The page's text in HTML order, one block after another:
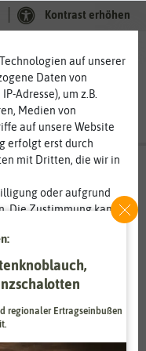
Kontrast erhöhen
-
Blüten im
Gelb, Orange und Rot
zweifarbige Sorten gibt
Tulpenklasse
die breite Becherform
auf unserer
Daten von
Adresse), um z.B.
Medien von
auf unsere Website
erfolgt erst durch
mit Dritten, die wir in
oder aufgrund
Die Zustimmung kann
späteren
Weitere
Daten und
regionaler Ertragseinbußen